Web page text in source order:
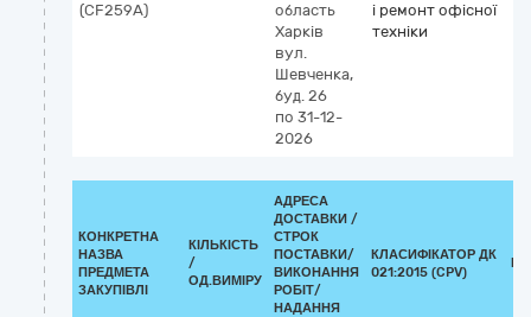
(CF259А)
область
Харків
вул.
Шевченка,
буд. 26
по 31-12-
2026
і ремонт офісної
техніки
КОНКРЕТНА
НАЗВА
ПРЕДМЕТА
ЗАКУПІВЛІ
КІЛЬКІСТЬ
/
ОД.ВИМІРУ
АДРЕСА
ДОСТАВКИ /
СТРОК
ПОСТАВКИ/
ВИКОНАННЯ
РОБІТ/
НАДАННЯ
КЛАСИФІКАТОР ДК
021:2015 (CPV)